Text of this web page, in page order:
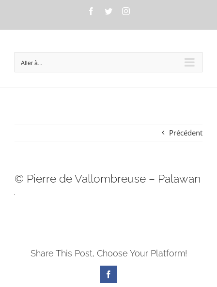
Facebook
TwitterInstagram
Aller à...
Précédent
© Pierre de Vallombreuse – Palawan
Share This Post, Choose Your Platform!
Facebook